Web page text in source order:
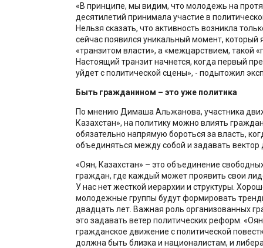
«В принципе, мы видим, что молодежь на
десятилетий принимала участие в
Нельзя сказать, что активность возникла
сейчас появился уникальный момент, который
«транзитом власти», а «межцарствием, такой
Настоящий транзит начнется, когда первый
уйдет с политической сцены», - подытожил
Быть гражданином – это уже политика
По мнению Димаша Альжанова, участника
Казахстан», на политику можно влиять
обязательно напрямую бороться за власть,
объединяться между собой и задавать вектор
«Оян, Казахстан» – это объединение
граждан, где каждый может проявить свои
У нас нет жесткой иерархии и структуры.
молодежные группы будут формировать
двадцать лет. Важная роль организованных
это задавать ветер политических реформ.
гражданское движение с политической
должна быть близка и националистам, и